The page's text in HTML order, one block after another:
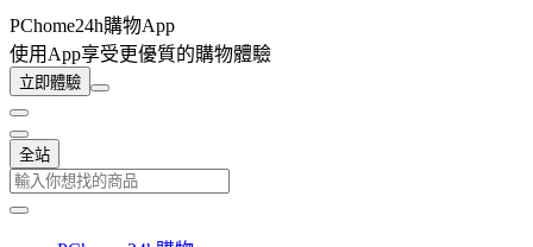
PChome24h購物App
使用App享受更優質的購物體驗
立即體驗
全站